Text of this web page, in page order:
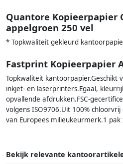
Quantore Kopieerpapier
appelgroen 250 vel
* Topkwaliteit gekleurd
Fastprint Kopieerpapier
Topkwaliteit kantoorpapier.Geschikt
inkjet- en laserprinters.Egaal,
opvallende afdrukken.FSC-
volgens ISO9706.Uit 100%
van Europees milieukeurmerk.1 pak
Bekijk relevante